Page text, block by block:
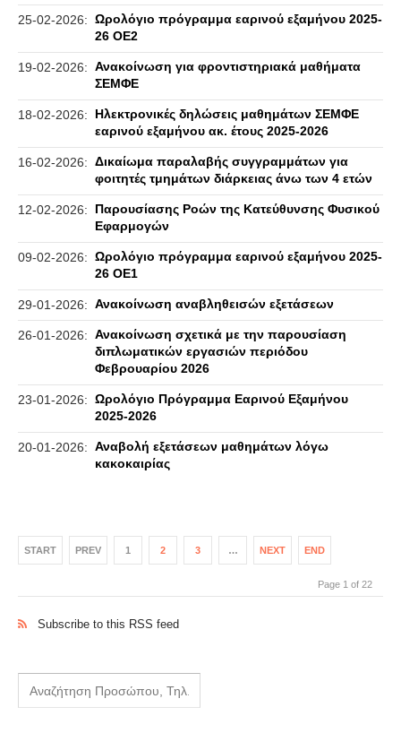
25-02-2026: Ωρολόγιο πρόγραμμα εαρινού εξαμήνου 2025-
26 ΟΕ2
19-02-2026: Ανακοίνωση για φροντιστηριακά μαθήματα
ΣΕΜΦΕ
18-02-2026:
Ηλεκτρονικές δηλώσεις μαθημάτων ΣΕΜΦΕ
εαρινού εξαμήνου ακ. έτους 2025-2026
16-02-2026: Δικαίωμα παραλαβής συγγραμμάτων για
φοιτητές τμημάτων διάρκειας άνω των 4 ετών
12-02-2026:
Παρουσίασης Ροών της Κατεύθυνσης Φυσικού
Εφαρμογών
09-02-2026: Ωρολόγιο πρόγραμμα εαρινού εξαμήνου 2025-
26 ΟΕ1
29-01-2026: Ανακοίνωση αναβληθεισών εξετάσεων
26-01-2026: Ανακοίνωση σχετικά με την παρουσίαση
διπλωματικών εργασιών περιόδου
Φεβρουαρίου 2026
23-01-2026: Ωρολόγιο Πρόγραμμα Εαρινού Εξαμήνου
2025-2026
20-01-2026: Αναβολή εξετάσεων μαθημάτων λόγω
κακοκαιρίας
START PREV 1 2 3 … NEXT END
Page 1 of 22
Subscribe to this RSS feed